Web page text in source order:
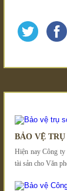
BẢO VỆ
Hiện nay Công ty
tài sản cho Văn